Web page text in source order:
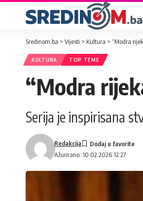
Sredinom.ba > Vijesti > Kultura > “Modra
KULTURA TOP TEME
“Modra
Serija je inspirisana
Ažurirano: 10.02.2026 12:27
Redakcija